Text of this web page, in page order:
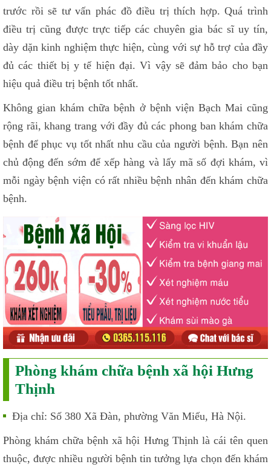
trước rồi sẽ tư vấn phác đồ điều trị thích hợp. Quá trình
điều trị cũng được trực tiếp các chuyên gia bác sĩ uy tín,
dày dặn kinh nghiệm thực hiện, cùng với sự hỗ trợ của đầy
đủ các thiết bị y tế hiện đại. Vì vậy sẽ đảm bảo cho bạn
hiệu quả điều trị bệnh tốt nhất.
Không gian khám chữa bệnh ở bệnh viện Bạch Mai cũng
rộng rãi, khang trang với đầy đủ các phong ban khám chữa
bệnh để phục vụ tốt nhất nhu cầu của người bệnh. Bạn nên
chủ động đến sớm để xếp hàng và lấy mã số đợi khám, vì
mỗi ngày bệnh viện có rất nhiều bệnh nhân đến khám chữa
bệnh.
Phòng khám chữa bệnh xã hội Hưng
Thịnh
Địa chỉ: Số 380 Xã Đàn, phường Văn Miếu, Hà Nội.
Phòng khám chữa bệnh xã hội Hưng Thịnh là cái tên quen
thuộc, được nhiều người bệnh tin tưởng lựa chọn đến khám